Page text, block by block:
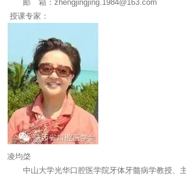
邮 箱：zhengjingjing.1984@163.com
授课专家：
凌均棨
中山大学光华口腔医学院牙体牙髓病学教授、